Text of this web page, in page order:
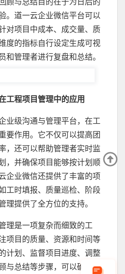
。道一云企业微信平台可以
对项目中成本、成交量、质
度的指标自行设定生成可视
和管理者进行复盘和总结。
工程项目管理中的应用
业级沟通与管理平台，在工
要作用。它不仅可以提高团
，还可以帮助管理者实时监
，并确保项目能够按计划顺
企业微信还提供了丰富的项
工时填报、质量巡检、阶段
理提供了全方位的支持。
理是一项复杂而细致的工
项目的质量、资源和时间等
计划、监督项目进度、调整
与总结等步骤，可以确保项